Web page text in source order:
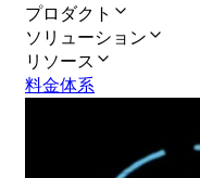
プロダクト
ソリューション
リソース
料金体系